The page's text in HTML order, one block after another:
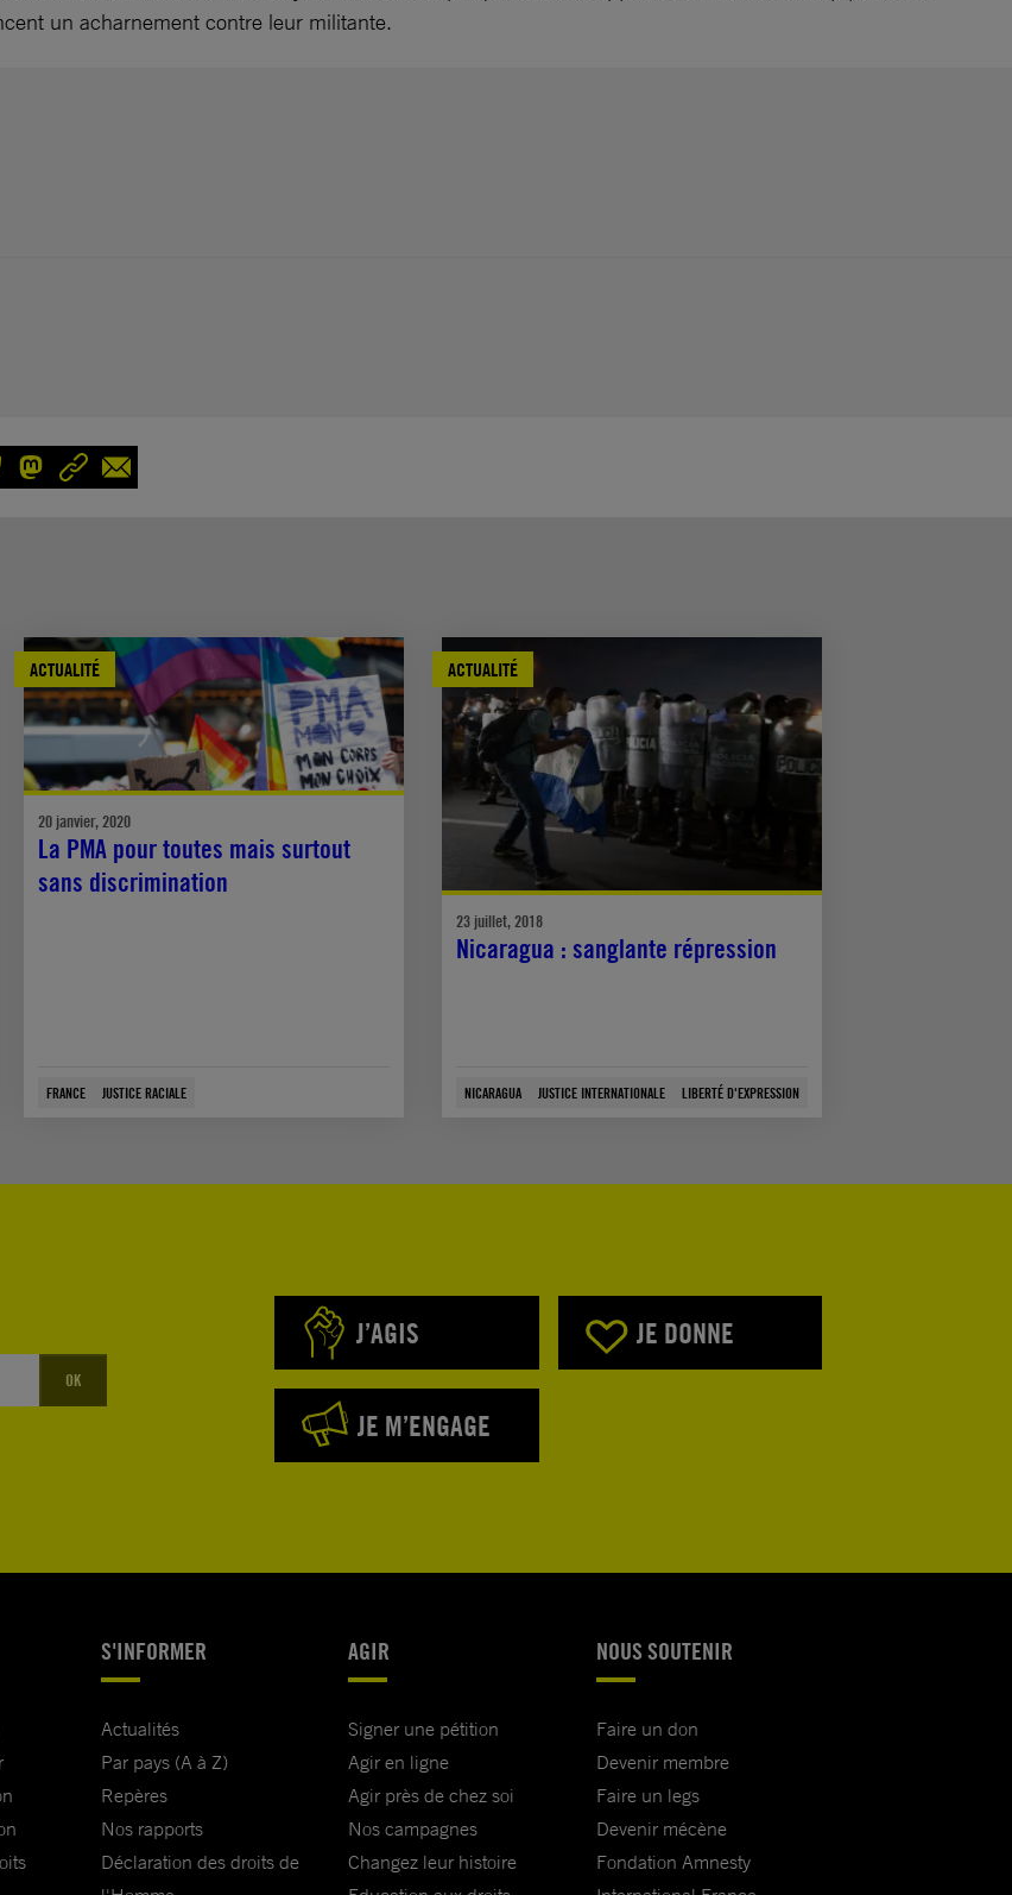
un acharnement contre leur militante.
ACTUALITÉ
20 janvier, 2020
La PMA pour toutes mais surtout
sans discrimination
FRANCE JUSTICE RACIALE
ACTUALITÉ
23 juillet, 2018
Nicaragua : sanglante répression
NICARAGUA JUSTICE INTERNATIONALE LIBERTÉ D'EXPRESSION
OK
J’AGIS JE DONNE
JE M’ENGAGE
S'INFORMER
Actualités
Par pays (A à Z)
Repères
Nos rapports
Déclaration des droits de
AGIR
Signer une pétition
Agir en ligne
Agir près de chez soi
Nos campagnes
Changez leur histoire
NOUS SOUTENIR
Faire un don
Devenir membre
Faire un legs
Devenir mécène
Fondation Amnesty